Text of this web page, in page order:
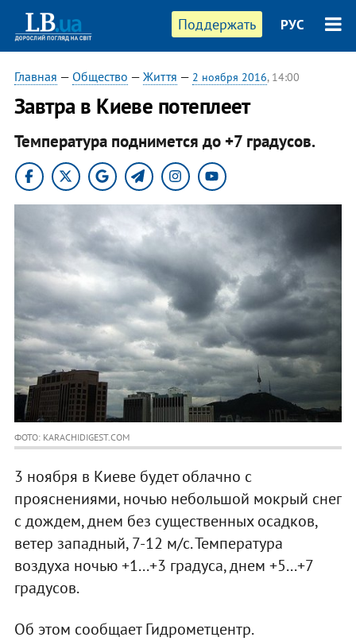
Поддержать РУС
Главная — Общество — Життя — 2 ноября 2016, 14:00
Завтра в Киеве потеплеет
Температура поднимется до +7 градусов.
ФОТО: KARACHIDIGEST.COM
3 ноября в Киеве будет облачно с
прояснениями, ночью небольшой мокрый снег
с дождем, днем без существенных осадков,
ветер западный, 7-12 м/с. Температура
воздуха ночью +1...+3 градуса, днем +5...+7
градусов.
Об этом сообщает Гидрометцентр.